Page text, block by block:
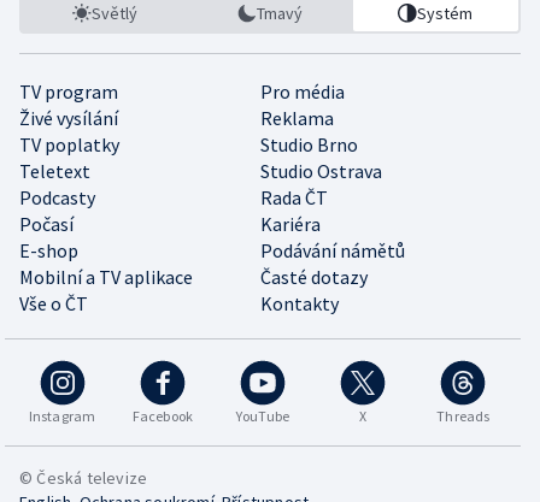
Světlý Tmavý Systém
TV program
Pro média
Živé vysílání
Reklama
TV poplatky
Studio Brno
Teletext
Studio Ostrava
Podcasty
Rada ČT
Počasí
Kariéra
E-shop
Podávání námětů
Mobilní a TV aplikace
Časté dotazy
Vše o ČT
Kontakty
Instagram Facebook YouTube X Threads
© Česká televize